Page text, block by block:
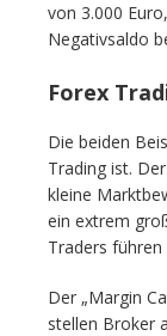
von 3.000
Negativsaldo
Forex
Die beiden
Trading ist.
kleine
ein extrem
Traders führen
Der „Margin
stellen Broker